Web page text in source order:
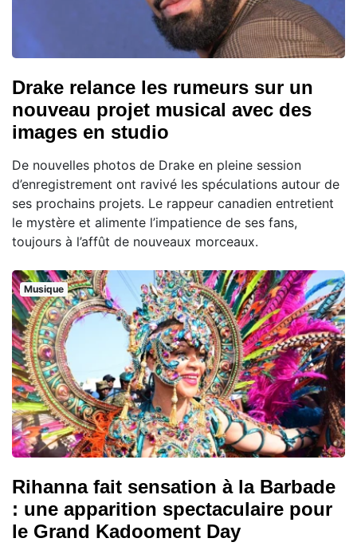
Drake relance les rumeurs sur un
nouveau projet musical avec des
images en studio
De nouvelles photos de Drake en pleine session
d’enregistrement ont ravivé les spéculations autour de
ses prochains projets. Le rappeur canadien entretient
le mystère et alimente l’impatience de ses fans,
toujours à l’affût de nouveaux morceaux.
Musique
Rihanna fait sensation à la Barbade
: une apparition spectaculaire pour
le Grand Kadooment Day